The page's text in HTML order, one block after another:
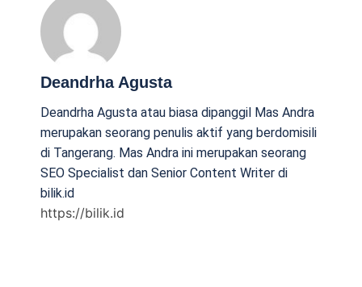
Deandrha Agusta
Deandrha Agusta atau biasa dipanggil Mas Andra
merupakan seorang penulis aktif yang berdomisili
di Tangerang. Mas Andra ini merupakan seorang
SEO Specialist dan Senior Content Writer di
bilik.id
https://bilik.id